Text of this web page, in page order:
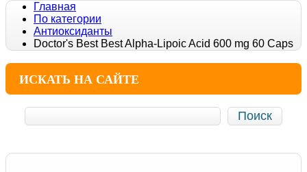
Главная
По категории
Антиоксиданты
Doctor's Best Best Alpha-Lipoic Acid 600 mg 60 Caps
ИСКАТЬ НА САЙТЕ